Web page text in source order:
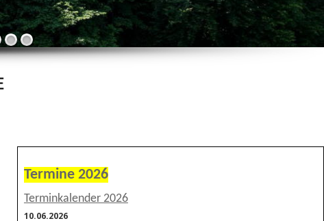
Termine 2026
Terminkalender 2026
10.06.2026